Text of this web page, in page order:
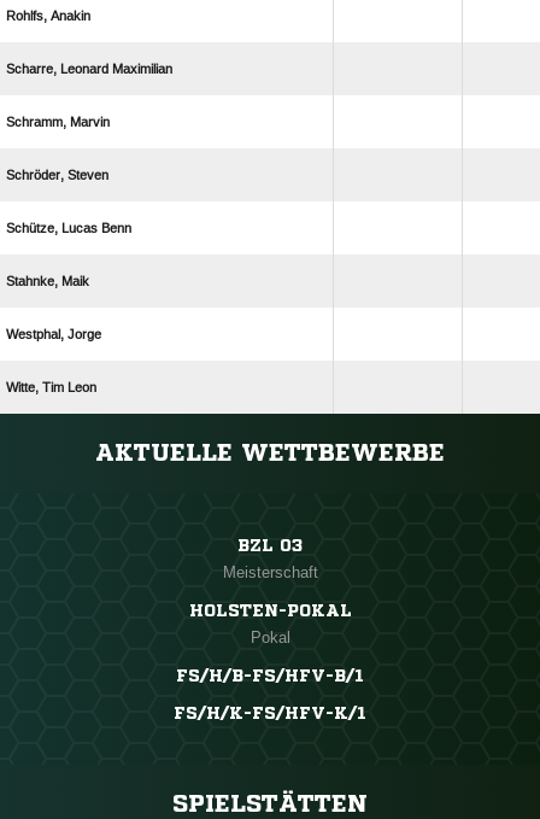
 
  
 
 
  
 
 
  
AKTUELLE WETTBEWERBE
BZL 03
Meisterschaft
HOLSTEN-POKAL
Pokal
FS/H/B-FS/HFV-B/1
FS/H/K-FS/HFV-K/1
SPIELSTÄTTEN